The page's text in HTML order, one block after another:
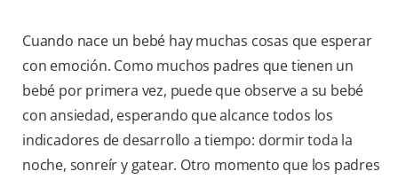
Cuando nace un bebé hay muchas cosas que esperar
con emoción. Como muchos padres que tienen un
bebé por primera vez, puede que observe a su bebé
con ansiedad, esperando que alcance todos los
indicadores de desarrollo a tiempo: dormir toda la
noche, sonreír y gatear. Otro momento que los padres